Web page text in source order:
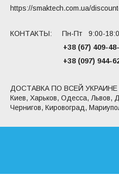
https://smaktech.com.ua/
КОНТАКТЫ: Пн-Пт 9:00-
+38 (67)
+38 (097) 944-
ДОСТАВКА ПО ВСЕЙ УКРАИНЕ
Киев, Харьков, Одесса, Львов,
Чернигов, Кировоград,